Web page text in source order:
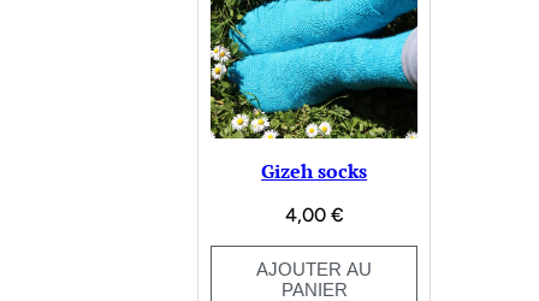
Gizeh socks
4,00 €
AJOUTER AU
PANIER